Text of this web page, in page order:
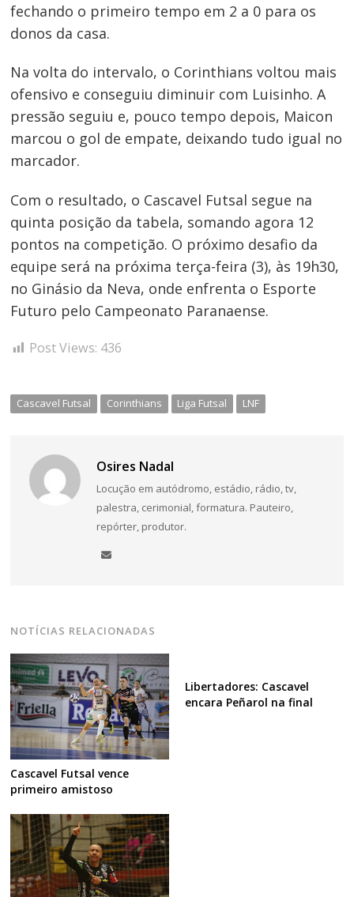
fechando o primeiro tempo em 2 a 0 para os
donos da casa.
Na volta do intervalo, o Corinthians voltou mais
ofensivo e conseguiu diminuir com Luisinho. A
pressão seguiu e, pouco tempo depois, Maicon
marcou o gol de empate, deixando tudo igual no
marcador.
Com o resultado, o Cascavel Futsal segue na
quinta posição da tabela, somando agora 12
pontos na competição. O próximo desafio da
equipe será na próxima terça-feira (3), às 19h30,
no Ginásio da Neva, onde enfrenta o Esporte
Futuro pelo Campeonato Paranaense.
Post Views: 436
Cascavel Futsal Corinthians Liga Futsal LNF
Osires Nadal
Locução em autódromo, estádio, rádio, tv,
palestra, cerimonial, formatura. Pauteiro,
repórter, produtor.
NOTÍCIAS RELACIONADAS
Cascavel Futsal vence
primeiro amistoso
Libertadores: Cascavel
encara Peñarol na final
Navegação
de
Post